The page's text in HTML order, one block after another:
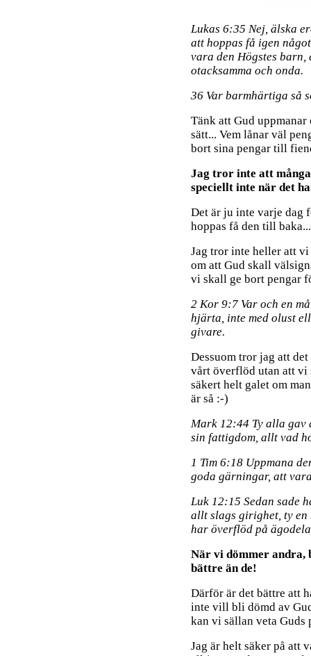
Lukas 6:35 Nej, älska
att hoppas få igen
vara den Högstes barn,
otacksamma och onda.
36 Var barmhärtiga så
Tänk att Gud
sätt... Vem lånar väl
bort sina pengar till
Jag tror inte att
speciellt inte när det
Det är ju inte varje dag
hoppas få den till baka...
Jag tror inte heller att
om att Gud skall
vi skall ge bort pengar
2 Kor 9:7 Var och en
hjärta, inte med olust
givare.
Dessuom tror jag att
vårt överflöd utan att vi
säkert helt galet om
är så :-)
Mark 12:44 Ty alla gav
sin fattigdom, allt vad
1 Tim 6:18 Uppmana
goda gärningar, att
Luk 12:15 Sedan sade
allt slags girighet, ty en
har överflöd på
När vi dömmer
bättre än de!
Därför är det bättre att
inte vill bli dömd av
kan vi sällan veta Guds
Jag är helt säker på att